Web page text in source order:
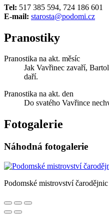
Tel: 517 385 594, 724 186 601
E-mail: starosta@podomi.cz
Pranostiky
Pranostika na akt. měsíc
Jak Vavřinec zavaří,
daří.
Pranostika na akt. den
Do svatého Vavřince
Fotogalerie
Náhodná fotogalerie
Podomské mistrovství